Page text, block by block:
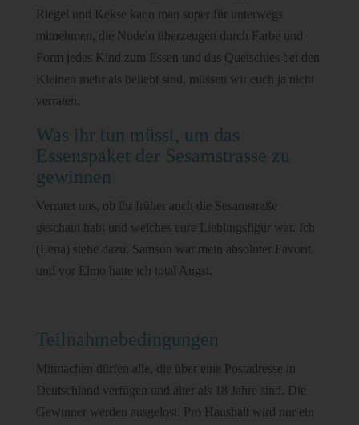
Riegel und Kekse kann man super für unterwegs
mitnehmen, die Nudeln überzeugen durch Farbe und
Form jedes Kind zum Essen und das Quetschies bei den
Kleinen mehr als beliebt sind, müssen wir euch ja nicht
verraten.
Was ihr tun müsst, um das
Essenspaket der Sesamstrasse zu
gewinnen
Verratet uns, ob ihr früher auch die Sesamstraße
geschaut habt und welches eure Lieblingsfigur war. Ich
(Lena) stehe dazu, Samson war mein absoluter Favorit
und vor Elmo hatte ich total Angst.
Teilnahmebedingungen
Mitmachen dürfen alle, die über eine Postadresse in
Deutschland verfügen und älter als 18 Jahre sind. Die
Gewinner werden ausgelost. Pro Haushalt wird nur ein